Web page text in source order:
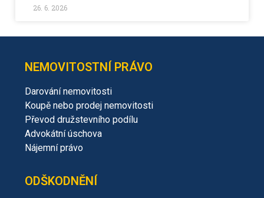
26. 6. 2026
NEMOVITOSTNÍ PRÁVO
Darování nemovitosti
Koupě nebo prodej nemovitosti
Převod družstevního podílu
Advokátní úschova
Nájemní právo
ODŠKODNĚNÍ